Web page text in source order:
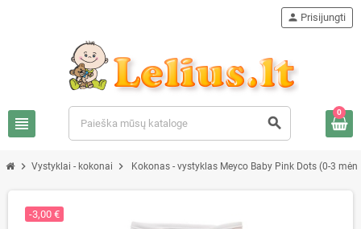
view_headline search
person Prisijungti
0
chevron_right Vystyklai - kokonai chevron_right Kokonas - vystyklas Meyco Baby Pink Dots (0-3
-3,00 €